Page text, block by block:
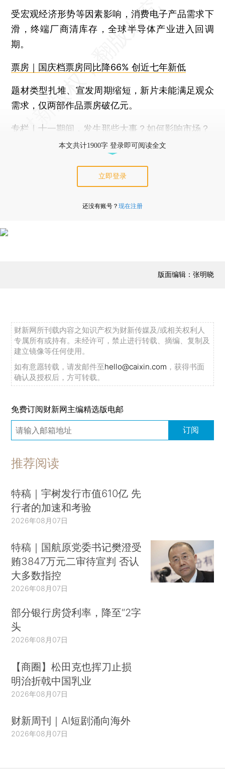
受宏观经济形势等因素影响，消费电子产品需求下
滑，终端厂商清库存，全球半导体产业进入回调
期。
票房｜国庆档票房同比降66% 创近七年新低
题材类型扎堆、宣发周期缩短，新片未能满足观众
需求，仅两部作品票房破亿元。
专栏｜十一期间，发生那些大事？如何影响市场？
本文共计1900字 登录即可阅读全文
立即登录
还没有账号？ 现在注册
版面编辑：张明晓
财新网所刊载内容之知识产权为财新传媒及/或相关权利人
专属所有或持有。未经许可，禁止进行转载、摘编、复制及
建立镜像等任何使用。
如有意愿转载，请发邮件至hello@caixin.com ，获得书面
确认及授权后，方可转载。
免费订阅财新网主编精选版电邮
订阅
推荐阅读
特稿｜宇树发行市值610亿 先
行者的加速和考验
2026年08月07日
特稿｜国航原党委书记樊澄受
贿3847万元二审待宣判 否认
大多数指控
2026年08月07日
部分银行房贷利率，降至“2字
头
2026年08月07日
【商圈】松田克也挥刀止损
明治折戟中国乳业
2026年08月07日
财新周刊｜AI短剧涌向海外
2026年08月07日